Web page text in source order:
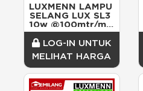
LUXMENN LAMPU
SELANG LUX SL3
10w @100mtr/mtr
WARM WHITE
LOG-IN UNTUK
MELIHAT HARGA